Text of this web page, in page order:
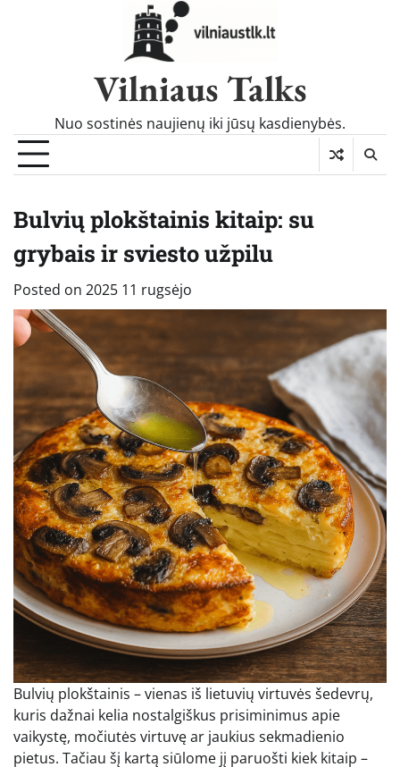
Vilniaus Talks
Nuo sostinės naujienų iki jūsų kasdienybės.
Bulvių plokštainis kitaip: su
grybais ir sviesto užpilu
Posted on 2025 11 rugsėjo
Bulvių plokštainis – vienas iš lietuvių virtuvės šedevrų,
kuris dažnai kelia nostalgiškus prisiminimus apie
vaikystę, močiutės virtuvę ar jaukius sekmadienio
pietus. Tačiau šį kartą siūlome jį paruošti kiek kitaip –